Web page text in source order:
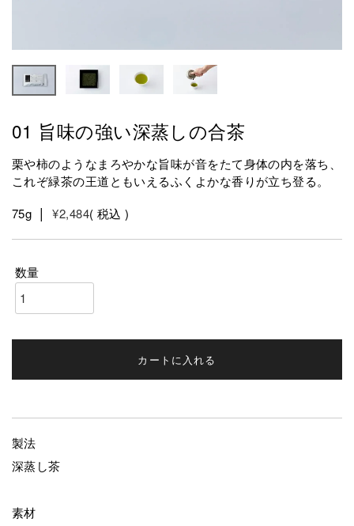
01 旨味の強い深蒸しの合茶
栗や柿のようなまろやかな旨味が音をたて身体の内を落ち、
これぞ緑茶の王道ともいえるふくよかな香りが立ち登る。
75g
¥2,484 税込
カートに入れる
製法
深蒸し茶
素材